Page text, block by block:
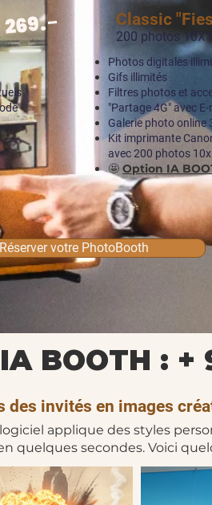
269.- Classic
200 photos
Photos digitales
Gifs illimités
Filtres photos et
"Partage 4G" avec
Galerie photo online
Kit imprimante
avec 200 photos
🤩 Option IA
Réserver votre PhotoBooth
BOOTH : +
invités en images
applique des styles
quelques secondes. Voici